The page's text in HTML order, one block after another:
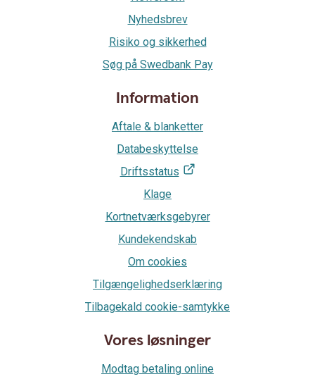
Nyhedsbrev
Risiko og sikkerhed
Søg på Swedbank Pay
Information
Aftale & blanketter
Databeskyttelse
Driftsstatus
Klage
Kortnetværksgebyrer
Kundekendskab
Om cookies
Tilgængelighedserklæring
Tilbagekald cookie-samtykke
Vores løsninger
Modtag betaling online